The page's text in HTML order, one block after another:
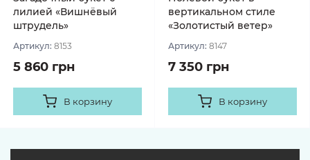
лилией «Вишнёвый
штрудель»
Артикул: 8153
5 860 грн
В корзину
вертикальном стиле
«Золотистый ветер»
Артикул: 8147
7 350 грн
В корзину